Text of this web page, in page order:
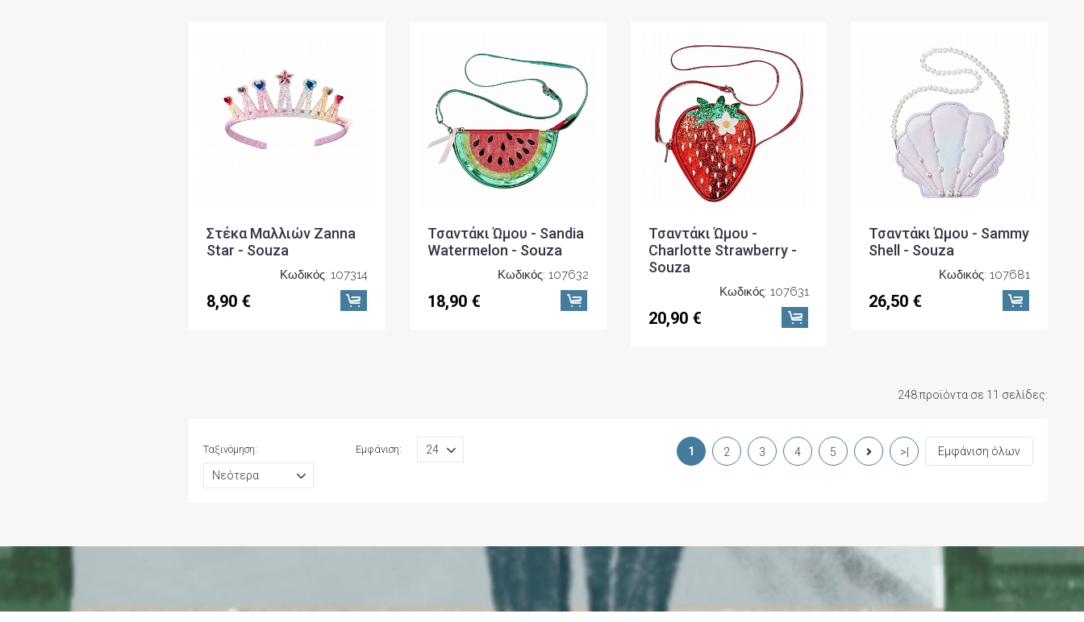
Στέκα Μαλλιών Zanna
Star - Souza
Κωδικός: 107314
8,90 €
Τσαντάκι Ώμου - Sandia
Watermelon - Souza
Κωδικός: 107632
18,90 €
Τσαντάκι Ώμου -
Charlotte Strawberry -
Souza
Κωδικός: 107631
20,90 €
Τσαντάκι Ώμου - Sammy
Shell - Souza
Κωδικός: 107681
26,50 €
248 προϊόντα σε 11 σελίδες:
Ταξινόμηση: Εμφάνιση: 1 2 3 4 5 >| Εμφάνιση όλων